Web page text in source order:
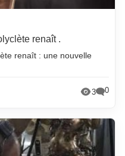
renaît .
renaît : une nouvelle
3 0